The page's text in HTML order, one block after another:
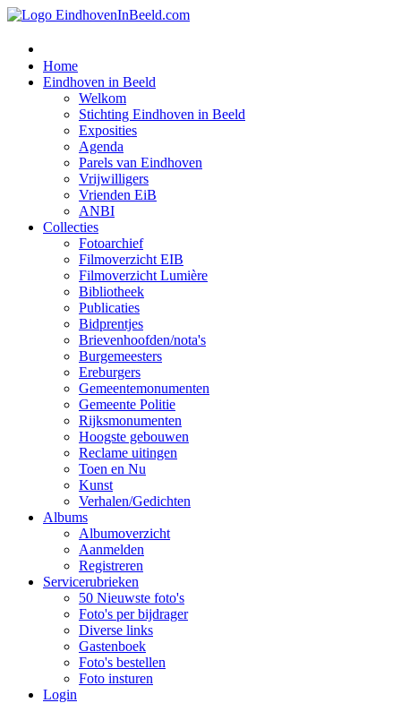
Home
Eindhoven in Beeld
Welkom
Stichting Eindhoven in Beeld
Exposities
Agenda
Parels van Eindhoven
Vrijwilligers
Vrienden EiB
ANBI
Collecties
Fotoarchief
Filmoverzicht EIB
Filmoverzicht Lumière
Bibliotheek
Publicaties
Bidprentjes
Brievenhoofden/nota's
Burgemeesters
Ereburgers
Gemeentemonumenten
Gemeente Politie
Rijksmonumenten
Hoogste gebouwen
Reclame uitingen
Toen en Nu
Kunst
Verhalen/Gedichten
Albums
Albumoverzicht
Aanmelden
Registreren
Servicerubrieken
50 Nieuwste foto's
Foto's per bijdrager
Diverse links
Gastenboek
Foto's bestellen
Foto insturen
Login